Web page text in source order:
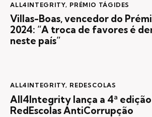
ALL4INTEGRITY, PRÉMIO TÁGIDES
Villas-Boas, vencedor do
2024: “A troca de favores é
neste país”
ALL4INTEGRITY, REDESCOLAS
All4Integrity lança a 4ª
RedEscolas AntiCorrupção